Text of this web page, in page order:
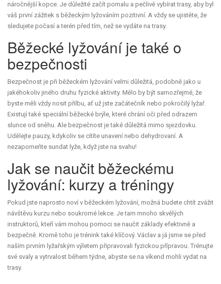
náročnější kopce. Je důležité začít pomalu a pečlivě vybírat trasy, aby byl
váš první zážitek s běžeckým lyžováním pozitivní. A vždy se ujistěte, že
sledujete počasí a terén před tím, než se vydáte na trasy.
Běžecké lyžování je také o
bezpečnosti
Bezpečnost je při běžeckém lyžování velmi důležitá, podobně jako u
jakéhokoliv jiného druhu fyzické aktivity. Mělo by být samozřejmé, že
byste měli vždy nosit přilbu, ať už jste začátečník nebo pokročilý lyžař.
Existují také speciální běžecké brýle, které chrání oči před odrazem
slunce od sněhu. Ale bezpečnost je také důležitá mimo sjezdovku.
Udělejte pauzy, kdykoliv se cítíte unavení nebo dehydrovaní. A
nezapomeňte sundat lyže, když jste na svahu!
Jak se naučit běžeckému
lyžování: kurzy a tréningy
Pokud jste naprosto noví v běžeckém lyžování, možná budete chtít zvážit
návštěvu kurzu nebo soukromé lekce. Je tam mnoho skvělých
instruktorů, kteří vám mohou pomoci se naučit základy efektivně a
bezpečně. Kromě toho je trénink také klíčový. Václav a já jsme se před
naším prvním lyžařským výletem připravovali fyzickou přípravou. Trénujte
své svaly a vytrvalost během týdne, abyste se na víkend mohli vydat na
trasy.